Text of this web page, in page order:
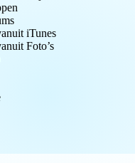
iTunes
Foto’s